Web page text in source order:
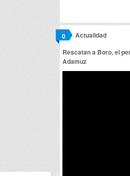
Actualidad
0
Rescatan a Boro, el
Adamuz